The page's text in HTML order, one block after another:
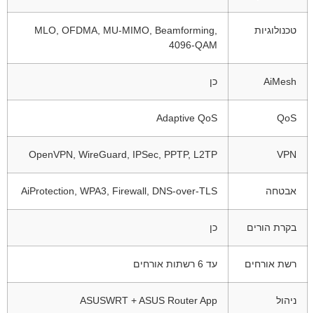
טכנולוגיות
MLO, OFDMA, MU-MIMO, Beamforming,
4096-QAM
AiMesh כן
QoS
Adaptive QoS
VPN
OpenVPN, WireGuard, IPSec, PPTP, L2TP
אבטחה AiProtection, WPA3, Firewall, DNS-over-TLS
בקרת הורים כן
רשת אורחים עד 6 רשתות אורחים
ניהול ASUSWRT + ASUS Router App